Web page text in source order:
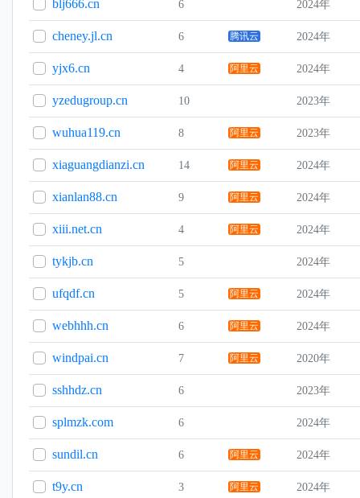
blj666.cn 6 2024年
cheney.jl.cn 6 腾讯云 2024年
yjx6.cn 4 阿里云 2024年
yzedugroup.cn 10 2023年
wuhua119.cn 8 阿里云 2023年
xiaguangdianzi.cn 14 阿里云 2024年
xianlan88.cn 9 阿里云 2024年
xiii.net.cn 4 阿里云 2024年
tykjb.cn 5 2024年
ufqdf.cn 5 阿里云 2024年
webhhh.cn 6 阿里云 2024年
windpai.cn 7 阿里云 2020年
sshhdz.cn 6 2023年
splmzk.com 6 2024年
sundil.cn 6 阿里云 2024年
t9y.cn 3 阿里云 2024年